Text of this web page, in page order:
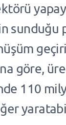
sunduğu
göre,
110